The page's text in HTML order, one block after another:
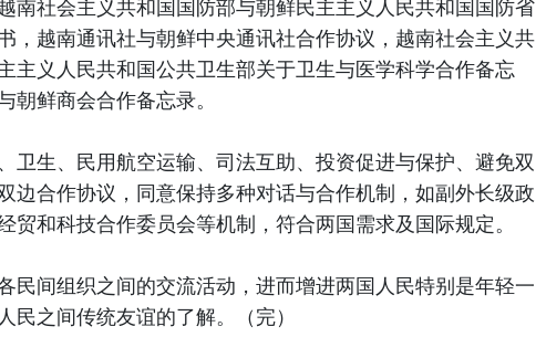
南社会主义共和国国防部与朝鲜民主主义人民共和国国防省
，越南通讯社与朝鲜中央通讯社合作协议，越南社会主义共
主义人民共和国公共卫生部关于卫生与医学科学合作备忘
朝鲜商会合作备忘录。
卫生、民用航空运输、司法互助、投资促进与保护、避免双
边合作协议，同意保持多种对话与合作机制，如副外长级政
贸和科技合作委员会等机制，符合两国需求及国际规定。
民间组织之间的交流活动，进而增进两国人民特别是年轻一
民之间传统友谊的了解。（完）